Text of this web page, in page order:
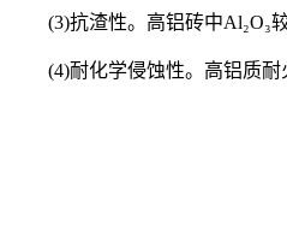
(3)抗渣性。高铝砖中Al₂O₃较
(4)耐化学侵蚀性。高铝质耐